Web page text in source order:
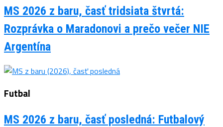
MS 2026 z baru, časť tridsiata štvrtá:
Rozprávka o Maradonovi a prečo večer NIE
Argentína
Futbal
MS 2026 z baru, časť posledná: Futbalový